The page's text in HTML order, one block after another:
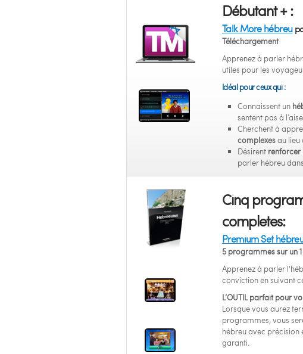
Débutant + :
Talk More hébreu
Téléchargement
Apprenez à parler
utiles pour les
Idéal pour ceux qui :
Connaissent un
sentent pas à
Cherchent à
complexesau lieu
Désirent renforcer
parler hébreu
Cinq
completes:
Premium Set
5 programmes sur un
Apprenez à parler
conviction en suivant
L’OUTIL parfait pour
Lorsque vous aurez
programmes, vous
hébreu avec précision
garanti.